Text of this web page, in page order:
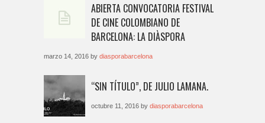
ABIERTA CONVOCATORIA FESTIVAL
DE CINE COLOMBIANO DE
BARCELONA: LA DIÀSPORA
marzo 14, 2016 by diasporabarcelona
“SIN TÍTULO”, DE JULIO LAMANA.
octubre 11, 2016 by diasporabarcelona